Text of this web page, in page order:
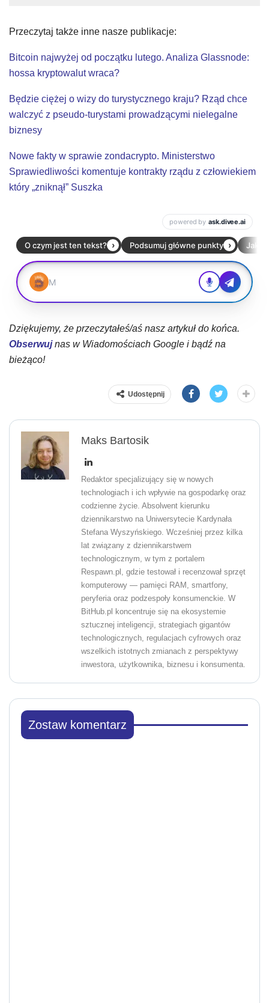
Przeczytaj także inne nasze publikacje:
Bitcoin najwyżej od początku lutego. Analiza Glassnode:
hossa kryptowalut wraca?
Będzie ciężej o wizy do turystycznego kraju? Rząd chce
walczyć z pseudo-turystami prowadzącymi nielegalne
biznesy
Nowe fakty w sprawie zondacrypto. Ministerstwo
Sprawiedliwości komentuje kontrakty rządu z człowiekiem
który „zniknął” Suszka
Dziękujemy, że przeczytałeś/aś nasz artykuł do końca.
Obserwujnas w Wiadomościach Google i bądź na
bieżąco!
Udostępnij
Maks Bartosik
Redaktor specjalizujący się w nowych
technologiach i ich wpływie na gospodarkę oraz
codzienne życie. Absolwent kierunku
dziennikarstwo na Uniwersytecie Kardynała
Stefana Wyszyńskiego. Wcześniej przez kilka
lat związany z dziennikarstwem
technologicznym, w tym z portalem
Respawn.pl, gdzie testował i recenzował sprzęt
komputerowy — pamięci RAM, smartfony,
peryferia oraz podzespoły konsumenckie. W
BitHub.pl koncentruje się na ekosystemie
sztucznej inteligencji, strategiach gigantów
technologicznych, regulacjach cyfrowych oraz
wszelkich istotnych zmianach z perspektywy
inwestora, użytkownika, biznesu i konsumenta.
Zostaw komentarz